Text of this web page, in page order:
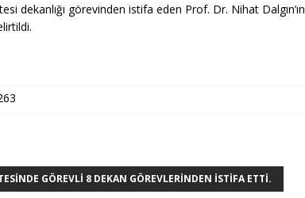
dekanlığı görevinden istifa eden Prof. Dr. Nihat Dalgın’ın
GÖREVLI 8 DEKAN GÖREVLERINDEN ISTIFA ETTI.